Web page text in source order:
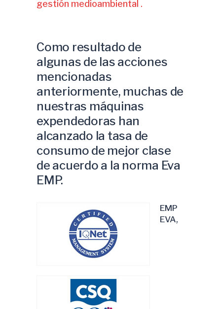
gestión medioambiental .
Como resultado de
algunas de las acciones
mencionadas
anteriormente, muchas de
nuestras máquinas
expendedoras han
alcanzado la tasa de
consumo de mejor clase
de acuerdo a la norma Eva
EMP.
EMP
EVA,